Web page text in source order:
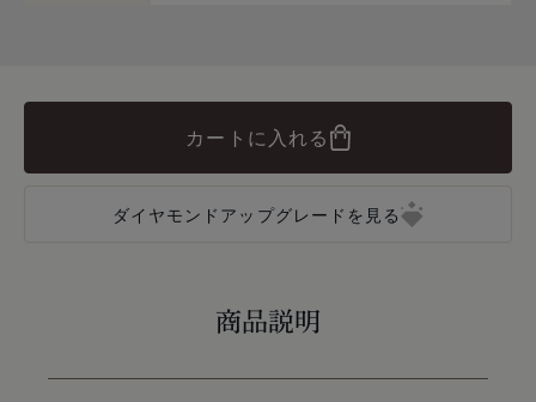
カートに入れる
ダイヤモンドアップグレードを見る
商品説明